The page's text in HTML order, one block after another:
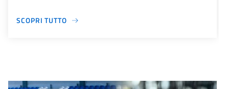
SCOPRI TUTTO